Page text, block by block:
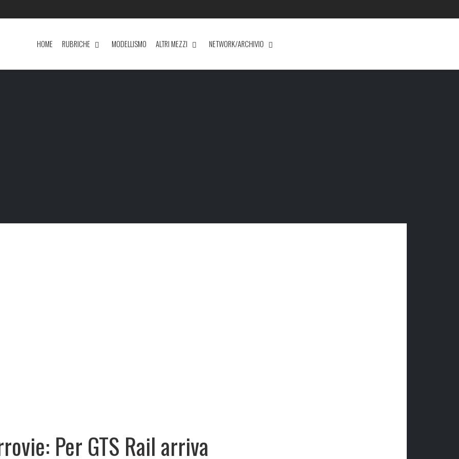
HOME RUBRICHE MODELLISMO ALTRI MEZZI NETWORK/ARCHIVIO
Per GTS Rail arriva